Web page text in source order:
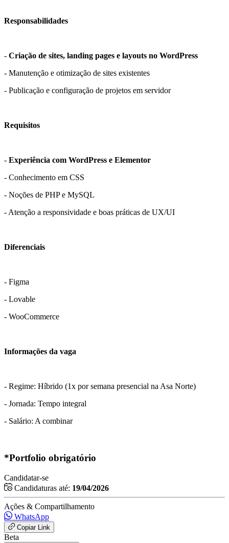
Responsabilidades
- Criação de sites, landing pages e layouts no WordPress
- Manutenção e otimização de sites existentes
- Publicação e configuração de projetos em servidor
Requisitos
- Experiência com WordPress e Elementor
- Conhecimento em CSS
- Noções de PHP e MySQL
- Atenção a responsividade e boas práticas de UX/UI
Diferenciais
- Figma
- Lovable
- WooCommerce
Informações da vaga
- Regime: Híbrido (1x por semana presencial na Asa Norte)
- Jornada: Tempo integral
- Salário: A combinar
*Portfolio obrigatório
Candidatar-se
Candidaturas até: 19/04/2026
Ações & Compartilhamento
WhatsApp
Copiar Link
Beta